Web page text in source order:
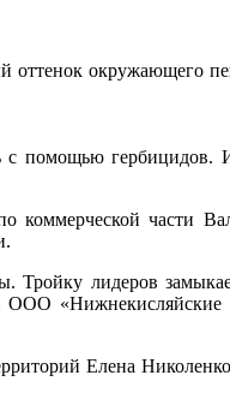
оттенок окружающего
помощью гербицидов.
коммерческой части
Тройку лидеров
«Нижнекисляйские
Елена